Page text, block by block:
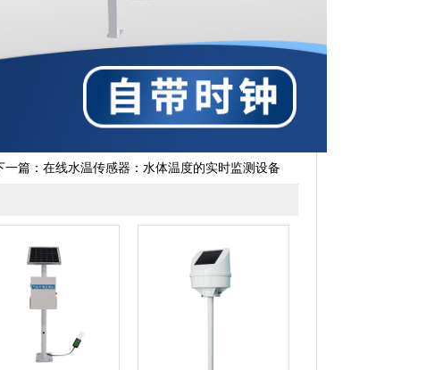
一篇： 在线水温传感器：水体温度的实时监测设备